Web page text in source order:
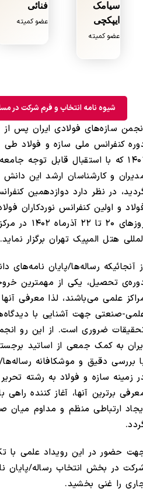
سیامک
ایپکچی
عضو کمیته
فنائی
عضو کمیته
شیوه نامه انتخاب و فرم شرکت در
سازه‌های فولادی ایران پس از
۱۴۰۱ که با استقبال قابل توجه
و کارشناسان ارشد این
در نظر دارد دوازدهمین
و اولین کنفرانس نوردکاران
روزهای ۲۰
هتل المپیک تهران برگزار نماید.
آنجائیکه رساله‌ها/پایان
تحصیل، یکی از مهمترین
علمی می‌باشند، لذا معرفی
صنعتی جهت آشنایی با
ضروری است. از این رو
به کمک جمعی از اساتید
بررسی دقیق و موشکافانه
زمینه سازه و فولاد به رشته
برترین آنها، ‌آغاز کننده
ارتباطی منظم و مداوم میان
حضور در این رویداد علمی با
در بخش انتخاب رساله/پایان
را غنی بخشید.